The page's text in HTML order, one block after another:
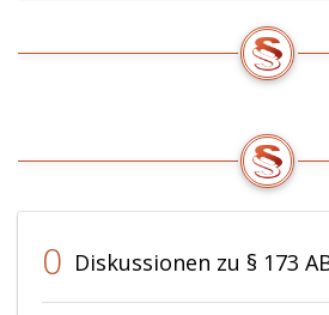
0 Diskussionen zu § 173